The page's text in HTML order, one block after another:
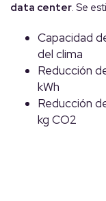
data center. Se
Capacidad
del clima
Reducción
kWh
Reducción
kg CO2